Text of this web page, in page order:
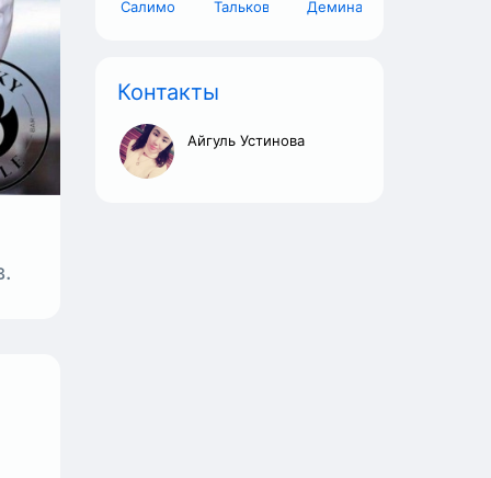
Салимов
Тальков
Демина
Контакты
Айгуль Устинова